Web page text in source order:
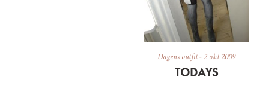
Dagens outfit-2 okt 2009
TODAYS